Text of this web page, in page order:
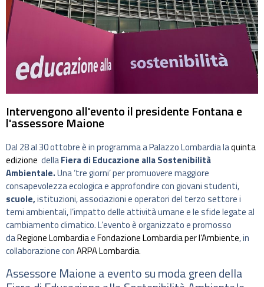
Intervengono all'evento il presidente Fontana e
l'assessore Maione
Dal 28 al 30 ottobre è in programma a Palazzo Lombardia laquinta
edizione dellaFiera di Educazione alla Sostenibilità
Ambientale.Una ‘tre giorni’ per promuovere maggiore
consapevolezza ecologica e approfondire con giovani studenti,
scuole,istituzioni, associazioni e operatori del terzo settore i
temi ambientali, l’impatto delle attività umane e le sfide legate al
cambiamento climatico. L’evento è organizzato e promosso
daRegione LombardiaeFondazione Lombardia per l’Ambiente, in
collaborazione conARPA Lombardia.
Assessore Maione a evento su moda green della